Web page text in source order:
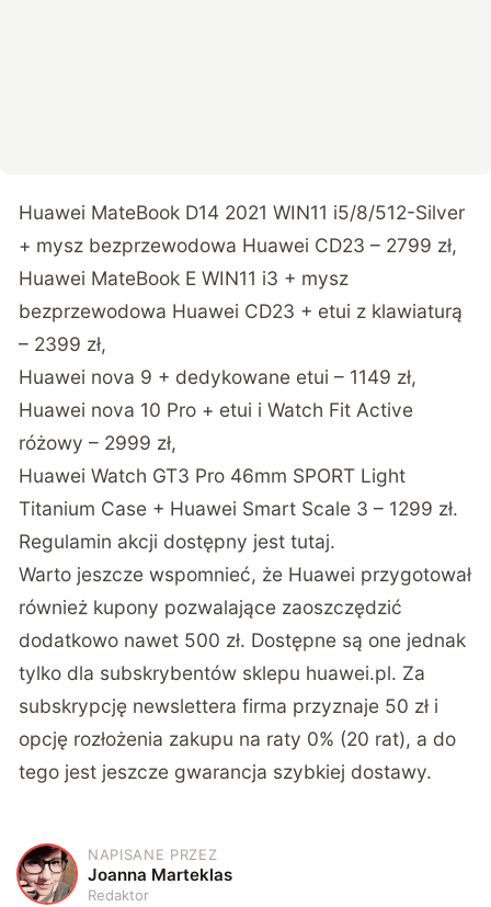
Huawei MateBook D14 2021 WIN11 i5/8/512-Silver
+ mysz bezprzewodowa Huawei CD23 – 2799 zł,
Huawei MateBook E WIN11 i3 + mysz
bezprzewodowa Huawei CD23 + etui z klawiaturą
– 2399 zł,
Huawei nova 9 + dedykowane etui – 1149 zł,
Huawei nova 10 Pro + etui i Watch Fit Active
różowy – 2999 zł,
Huawei Watch GT3 Pro 46mm SPORT Light
Titanium Case + Huawei Smart Scale 3 – 1299 zł.
Regulamin akcji dostępny jesttutaj.
Warto jeszcze wspomnieć, że Huawei przygotował
również kupony pozwalające zaoszczędzić
dodatkowo nawet 500 zł. Dostępne są one jednak
tylko dla subskrybentów sklepu huawei.pl. Za
subskrypcję newslettera firma przyznaje 50 zł i
opcję rozłożenia zakupu na raty 0% (20 rat), a do
tego jest jeszcze gwarancja szybkiej dostawy.
J
NAPISANE PRZEZ
Joanna Marteklas
Redaktor